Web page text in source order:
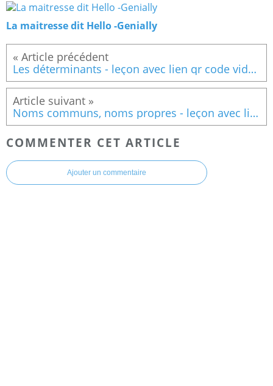
La maitresse dit Hello -Genially
Les déterminants - leçon avec lien qr code vidéo
Noms communs, noms propres - leçon avec lien qr code vidéo
COMMENTER CET ARTICLE
Ajouter un commentaire